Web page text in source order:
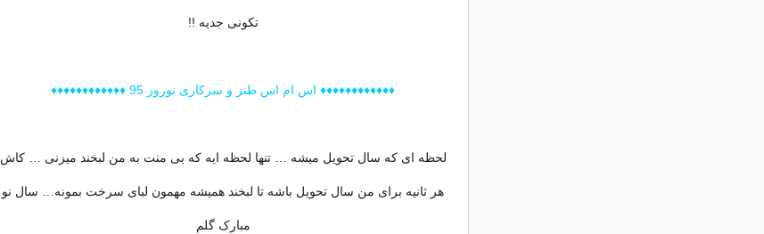
تکونی جدیه !!
♦♦♦♦♦♦♦♦♦♦♦♦ اس ام اس طنز و سرکاری نوروز 95 ♦♦♦♦♦♦♦♦♦♦♦♦
لحظه ای که سال تحویل میشه … تنها لحظه ایه که بی منت به من لبخند میزنی … کاش
هر ثانیه برای من سال تحویل باشه تا لبخند همیشه مهمون لبای سرخت بمونه… سال نو
مبارک گلم